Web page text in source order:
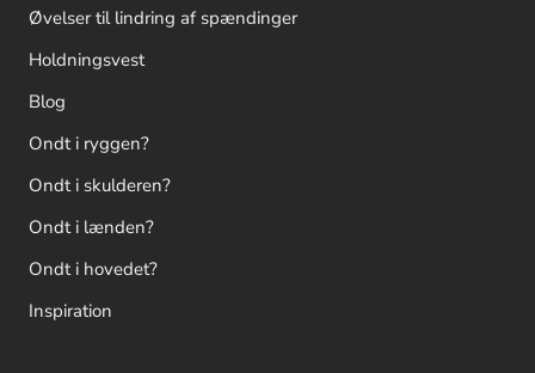
Øvelser til lindring af spændinger
Holdningsvest
Blog
Ondt i ryggen?
Ondt i skulderen?
Ondt i lænden?
Ondt i hovedet?
Inspiration